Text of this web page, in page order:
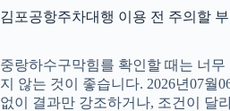
김포공항주차대행 이용 전 주의할
중랑하수구막힘를 확인할 때는 너
지 않는 것이 좋습니다. 2026년07월
없이 결과만 강조하거나, 조건이 달